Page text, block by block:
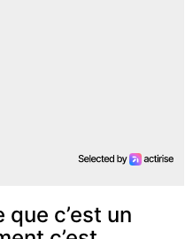
c’est un